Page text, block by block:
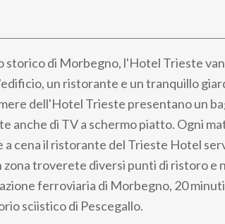
storico di Morbegno, l'Hotel Trieste
un ristorante e un tranquillo
dell'Hotel Trieste presentano un
anche di TV a schermo piatto. Ogni
a cena il ristorante del Trieste Hotel
zona troverete diversi punti di ristoro e
ferroviaria di Morbegno, 20
sciistico di Pescegallo.